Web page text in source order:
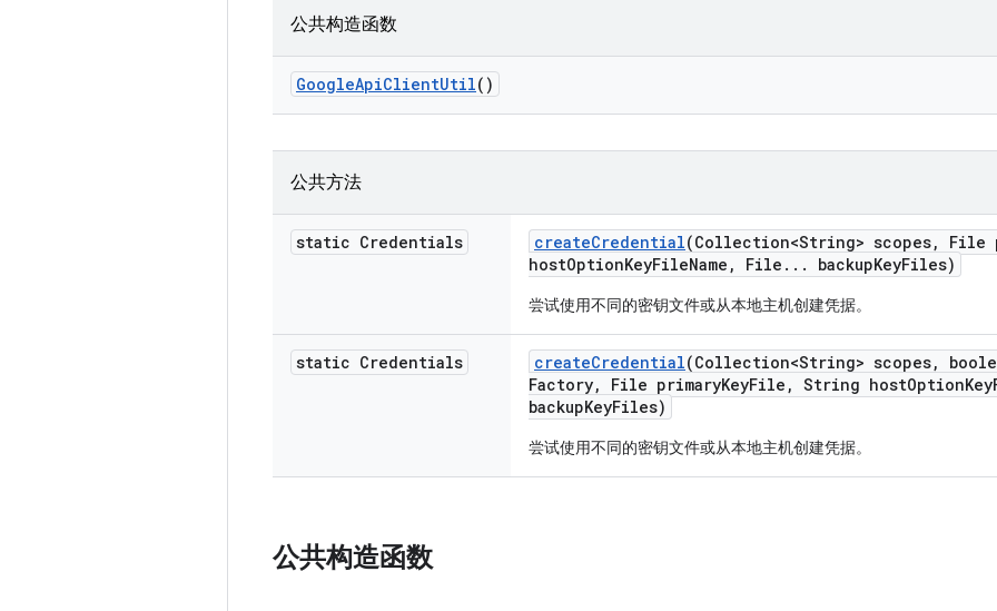
公共构造函数
GoogleApiClientUtil()
公共方法
static Credentials createCredential(Collection<String> scopes, File
hostOptionKeyFileName , File . . . backupKeyFiles)
尝试使用不同的密钥文件或从本地主机创建凭据。
static Credentials createCredential(Collection<String> scopes,
Factory, File primaryKeyFile , String hostOptionKey
backupKeyFiles)
尝试使用不同的密钥文件或从本地主机创建凭据。
公共构造函数